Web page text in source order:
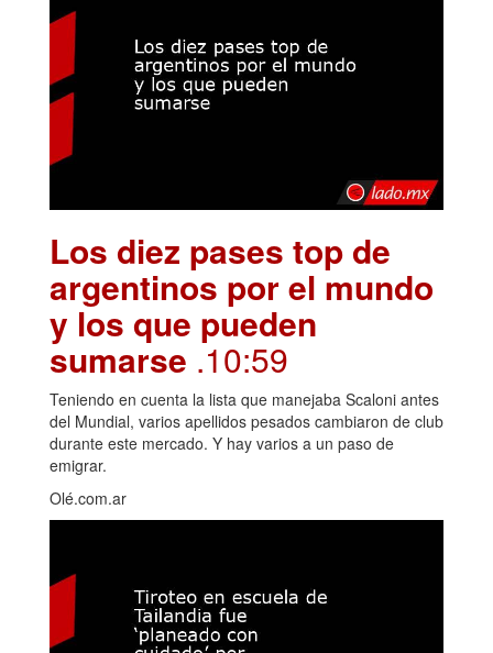
Los diez pases top de
argentinos por el mundo
y los que pueden
sumarse .10:59
Teniendo en cuenta la lista que manejaba Scaloni antes
del Mundial, varios apellidos pesados cambiaron de club
durante este mercado. Y hay varios a un paso de
emigrar.
Olé.com.ar